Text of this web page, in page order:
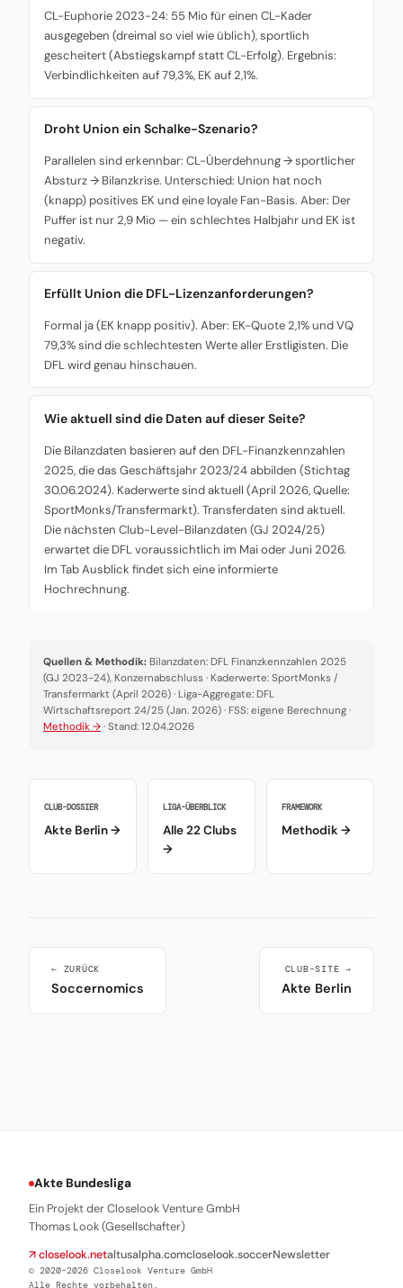
CL-Euphorie 2023-24: 55 Mio für einen CL-Kader
ausgegeben (dreimal so viel wie üblich), sportlich
gescheitert (Abstiegskampf statt CL-Erfolg). Ergebnis:
Verbindlichkeiten auf 79,3%, EK auf 2,1%.
Droht Union ein Schalke-Szenario?
Parallelen sind erkennbar: CL-Überdehnung → sportlicher
Absturz → Bilanzkrise. Unterschied: Union hat noch
(knapp) positives EK und eine loyale Fan-Basis. Aber: Der
Puffer ist nur 2,9 Mio — ein schlechtes Halbjahr und EK ist
negativ.
Erfüllt Union die DFL-Lizenzanforderungen?
Formal ja (EK knapp positiv). Aber: EK-Quote 2,1% und VQ
79,3% sind die schlechtesten Werte aller Erstligisten. Die
DFL wird genau hinschauen.
Wie aktuell sind die Daten auf dieser Seite?
Die Bilanzdaten basieren auf den DFL-Finanzkennzahlen
2025, die das Geschäftsjahr 2023/24 abbilden (Stichtag
30.06.2024). Kaderwerte sind aktuell (April 2026, Quelle:
SportMonks/Transfermarkt). Transferdaten sind aktuell.
Die nächsten Club-Level-Bilanzdaten (GJ 2024/25)
erwartet die DFL voraussichtlich im Mai oder Juni 2026.
Im Tab Ausblick findet sich eine informierte
Hochrechnung.
Quellen & Methodik: Bilanzdaten: DFL Finanzkennzahlen 2025
(GJ 2023-24), Konzernabschluss · Kaderwerte: SportMonks /
Transfermarkt (April 2026) · Liga-Aggregate: DFL
Wirtschaftsreport 24/25 (Jan. 2026) · FSS: eigene Berechnung ·
Methodik → · Stand: 12.04.2026
CLUB-DOSSIER
Akte Berlin →
LIGA-ÜBERBLICK
Alle 22 Clubs
→
FRAMEWORK
Methodik →
← ZURÜCK
Soccernomics
CLUB-SITE →
Akte Berlin
Akte Bundesliga
Ein Projekt der Closelook Venture GmbH
Thomas Look (Gesellschafter)
↗ closelook.netaltusalpha.comcloselook.soccerNewsletter
© 2020–2026 Closelook Venture GmbH
Alle Rechte vorbehalten.